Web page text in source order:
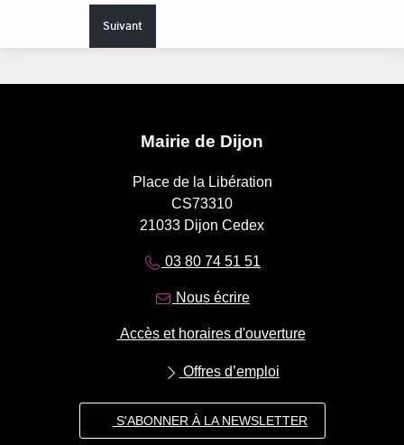
Suivant
Mairie de Dijon
Place de la Libération
CS73310
21033 Dijon Cedex
03 80 74 51 51
Nous écrire
Accès et horaires d'ouverture
Offres d’emploi
S'ABONNER À LA NEWSLETTER